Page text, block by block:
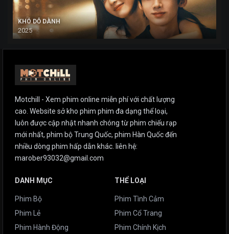
KHÓ DỖ DÀNH
2025
Motchill - Xem phim online miễn phí với chất lượng
cao. Website sở kho phim phim đa dạng thể loại,
luôn được cập nhật nhanh chóng từ phim chiếu rạp
mới nhất, phim bộ Trung Quốc, phim Hàn Quốc đến
nhiều dòng phim hấp dẫn khác. liên hệ:
marober93032@gmail.com
DANH MỤC
Phim Bộ
Phim Lẻ
Phim Hành Động
THỂ LOẠI
Phim Tình Cảm
Phim Cổ Trang
Phim Chính Kịch